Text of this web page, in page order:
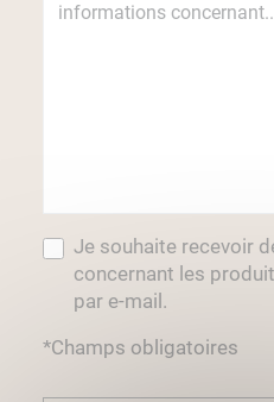
Je souhaite recevoir
concernant les
par e-mail.
*Champs obligatoires